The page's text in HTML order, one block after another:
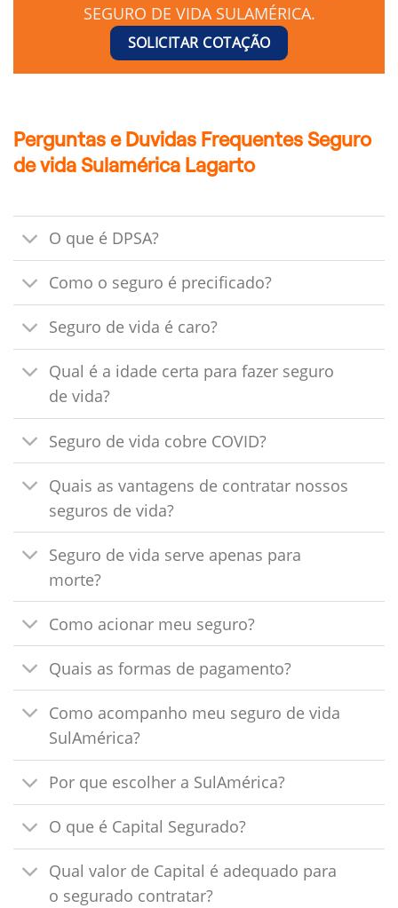
SEGURO DE VIDA SULAMÉRICA.
SOLICITAR COTAÇÃO
Perguntas e Duvidas Frequentes Seguro
de vida Sulamérica Lagarto
O que é DPSA?
Como o seguro é precificado?
Seguro de vida é caro?
Qual é a idade certa para fazer seguro
de vida?
Seguro de vida cobre COVID?
Quais as vantagens de contratar nossos
seguros de vida?
Seguro de vida serve apenas para
morte?
Como acionar meu seguro?
Quais as formas de pagamento?
Como acompanho meu seguro de vida
SulAmérica?
Por que escolher a SulAmérica?
O que é Capital Segurado?
Qual valor de Capital é adequado para
o segurado contratar?